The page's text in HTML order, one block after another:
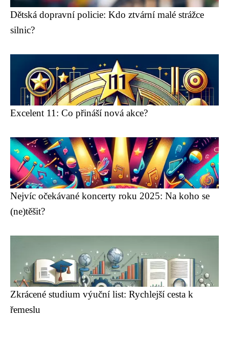
Dětská dopravní policie: Kdo ztvární malé strážce
silnic?
Excelent 11: Co přináší nová akce?
Nejvíc očekávané koncerty roku 2025: Na koho se
(ne)těšit?
Zkrácené studium výuční list: Rychlejší cesta k
řemeslu